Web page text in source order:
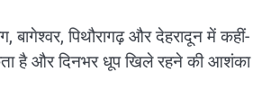
बागेश्वर, पिथौरागढ़ और देहरादून में कहीं-
है और दिनभर धूप खिले रहने की आशंका